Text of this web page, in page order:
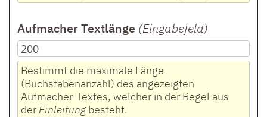
Aufmacher Textlänge (Eingabefeld)
Bestimmt die maximale Länge
(Buchstabenanzahl) des angezeigten
Aufmacher-Textes, welcher in der Regel aus
derEinleitungbesteht.